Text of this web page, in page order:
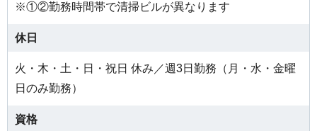
※①②勤務時間帯で清掃ビルが異なります
休日
火・木・土・日・祝日 休み／週3日勤務（月・水・金曜
日のみ勤務）
資格